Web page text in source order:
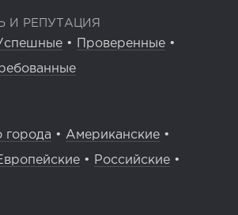
И РЕПУТАЦИЯ
• Проверенные •
города • Американские •
• Российские •